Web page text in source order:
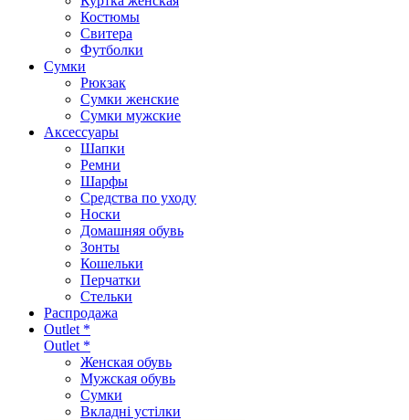
Костюмы
Свитера
Футболки
Сумки
Рюкзак
Сумки женские
Сумки мужские
Аксеcсуары
Шапки
Ремни
Шарфы
Средства по уходу
Носки
Домашняя обувь
Зонты
Кошельки
Перчатки
Стельки
Распродажа
Outlet *
Outlet *
Женская обувь
Мужская обувь
Сумки
Вкладні устілки